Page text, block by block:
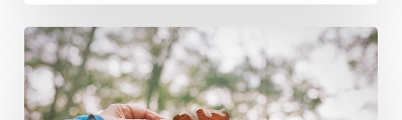
D’autres
vies
que
les